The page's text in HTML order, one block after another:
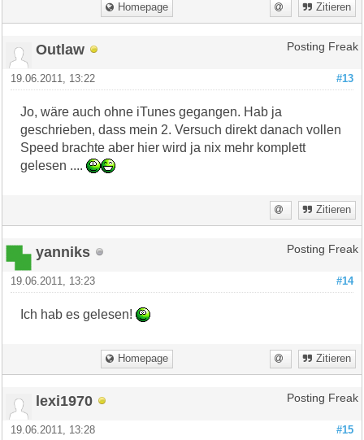
Homepage Zitieren
Outlaw Posting Freak
#13
19.06.2011, 13:22
Jo, wäre auch ohne iTunes gegangen. Hab ja
geschrieben, dass mein 2. Versuch direkt danach vollen
Speed brachte aber hier wird ja nix mehr komplett
gelesen ....
Zitieren
yanniks Posting Freak
#14
19.06.2011, 13:23
Ich hab es gelesen!
Homepage Zitieren
lexi1970 Posting Freak
#15
19.06.2011, 13:28